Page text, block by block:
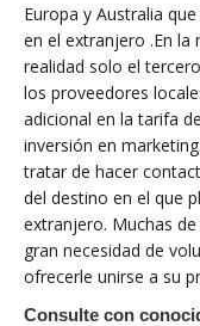
Europa y Australia
en el extranjero .En la
realidad solo el
los proveedores
adicional en la tarifa
inversión en
tratar de hacer
del destino en el que
extranjero. Muchas
gran necesidad de
ofrecerle unirse a su
Consulte con